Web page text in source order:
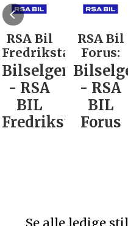
RSA Bil
Fredrikstad:
Bilselger
- RSA
BIL
Fredrikstad
RSA Bil
Forus:
- RSA
BIL
Forus
Se alle ledige